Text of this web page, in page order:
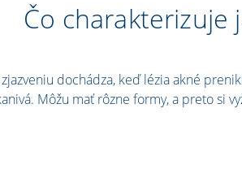
Čo charakterizuje
zjazveniu dochádza, keď lézia akné
Môžu mať rôzne formy, a preto si